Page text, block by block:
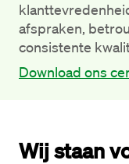
afspraken,
consistente
Download ons
Wij staan